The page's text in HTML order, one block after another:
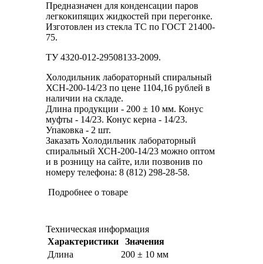
Предназначен для конденсации паров
легкокипящих жидкостей при перегонке.
Изготовлен из стекла ТС по ГОСТ 21400-
75.
ТУ 4320-012-29508133-2009.
Холодильник лабораторный спиральный
ХСН-200-14/23 по цене 1104,16 рублей в
наличии на складе.
Длина продукции - 200 ± 10 мм. Конус
муфты - 14/23. Конус керна - 14/23.
Упаковка - 2 шт.
Заказать Холодильник лабораторный
спиральный ХСН-200-14/23 можно оптом
и в розницу на сайте, или позвонив по
номеру телефона: 8 (812) 298-28-58.
Подробнее о товаре
Техническая информация
Характеристики
Значения
Длина
200 ± 10 мм